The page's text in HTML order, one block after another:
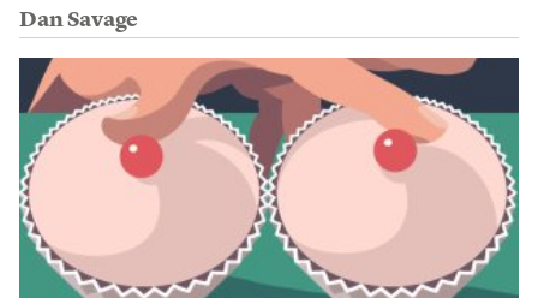
Dan Savage